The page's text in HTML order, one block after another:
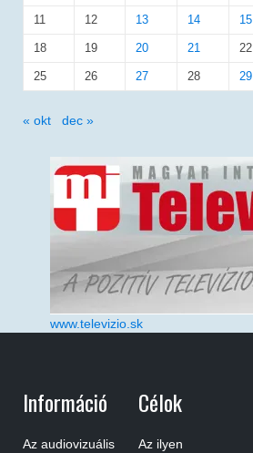
11 12 13 14 15
18 19 20 21 22
25 26 27 28 29
« okt dec »
www.televizio.sk
Információ
Az audiovizuális
Célok
Az ilyen